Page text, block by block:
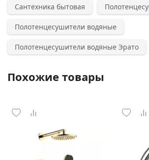
Сантехника бытовая
Полотенцесушители водяные
Полотенцесушители водяные Эрато
Похожие товары